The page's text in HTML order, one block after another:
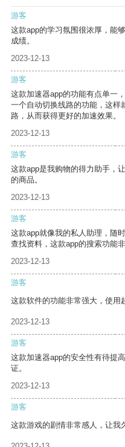
游客
这款app的学习氛围很浓厚，能
成绩。
2023-12-13
游客
这款加速器app的功能有点单一
一个自动切换线路的功能，这样
路，从而获得更好的加速效果。
2023-12-13
游客
这款app是我购物的得力助手，
的商品。
2023-12-13
游客
这款app就像我的私人助理，随
查找资料，这款app的搜索功能
2023-12-13
游客
这款软件的功能非常强大，使用
2023-12-13
游客
这款加速器app的安全性有待提
证。
2023-12-13
游客
这款游戏的剧情非常感人，让我